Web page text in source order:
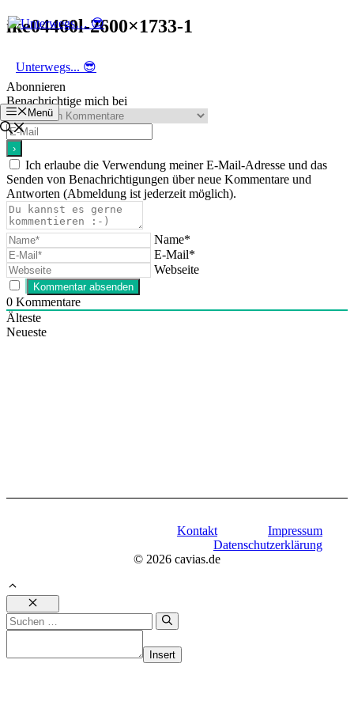
Zum
Inhalt
Unterwegs... 😎
Menü
ike04460l-2600×1733-1
Abonnieren
Benachrichtige mich bei
Ich erlaube die Verwendung meiner E-Mail-Adresse und das
Senden von Benachrichtigungen über neue Kommentare und
Antworten (Abmeldung ist jederzeit möglich).
Name*
E-Mail*
Webseite
0 Kommentare
Älteste
Neueste
© 2026 cavias.de
Kontakt
Impressum
Datenschutzerklärung
Schließen
Suchen
nach:
Insert